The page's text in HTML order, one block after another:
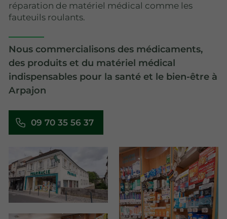
réparation de matériel médical comme les
fauteuils roulants.
Nous commercialisons des médicaments,
des produits et du matériel médical
indispensables pour la santé et le bien-être à
Arpajon
09 70 35 56 37